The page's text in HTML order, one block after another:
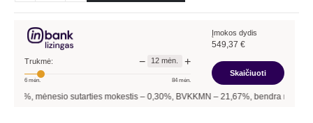
Trukmė: − 12 mėn. +
6 mėn. 84mėn.
Įmokos dydis
549,37 €
Skaičiuoti
sutarties mokestis –0,30%, BVKKMN –21,67%, bendra mokėtina suma –